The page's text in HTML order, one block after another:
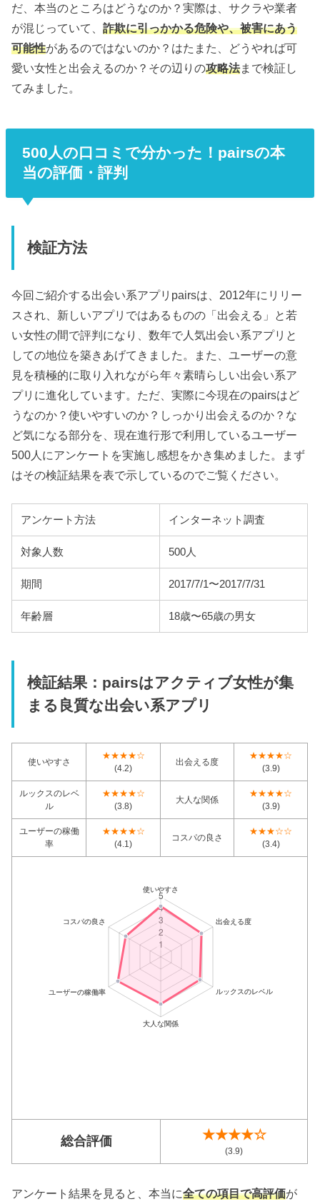
だ、本当のところはどうなのか？実際は、サクラや業者
が混じっていて、詐欺に引っかかる危険や、被害にあう
可能性があるのではないのか？はたまた、どうやれば可
愛い女性と出会えるのか？その辺りの攻略法まで検証し
てみました。
500人の口コミで分かった！pairsの本
当の評価・評判
検証方法
今回ご紹介する出会い系アプリpairsは、2012年にリリー
スされ、新しいアプリではあるものの「出会える」と若
い女性の間で評判になり、数年で人気出会い系アプリと
しての地位を築きあげてきました。また、ユーザーの意
見を積極的に取り入れながら年々素晴らしい出会い系ア
プリに進化しています。ただ、実際に今現在のpairsはど
うなのか？使いやすいのか？しっかり出会えるのか？な
ど気になる部分を、現在進行形で利用しているユーザー
500人にアンケートを実施し感想をかき集めました。まず
はその検証結果を表で示しているのでご覧ください。
アンケート方法 インターネット調査
対象人数 500人
期間 2017/7/1〜2017/7/31
年齢層 18歳〜65歳の男女
検証結果：pairsはアクティブ女性が集
まる良質な出会い系アプリ
使いやすさ
★★★★☆
(4.2)
出会える度
★★★★☆
(3.9)
ルックスのレベ
ル
★★★★☆
(3.8)
大人な関係
★★★★☆
(3.9)
ユーザーの稼働
率
★★★★☆
(4.1)
コスパの良さ
★★★☆☆
(3.4)
総合評価 ★★★★☆
(3.9)
アンケート結果を見ると、本当に全ての項目で高評価が